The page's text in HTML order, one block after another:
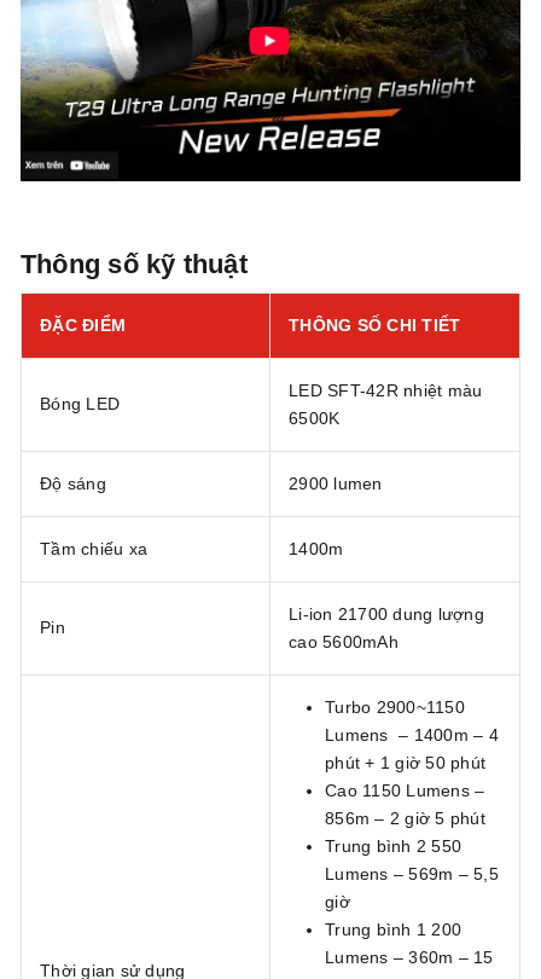
Thông số kỹ thuật
ĐẶC ĐIỂM THÔNG SỐ CHI TIẾT
Bóng LED
LED SFT-42R nhiệt màu
6500K
Độ sáng 2900 lumen
Tầm chiếu xa 1400m
Pin
Li-ion 21700 dung lượng
cao 5600mAh
Thời gian sử dụng
Turbo 2900~1150
Lumens – 1400m – 4
phút + 1 giờ 50 phút
Cao 1150 Lumens –
856m – 2 giờ 5 phút
Trung bình 2 550
Lumens – 569m – 5,5
giờ
Trung bình 1 200
Lumens – 360m – 15